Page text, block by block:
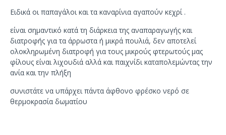
Ειδικά οι παπαγάλοι και τα καναρίνια αγαπούν κεχρί.
είναι σημαντικό κατά τη διάρκεια της αναπαραγωγής και
διατροφής για τα άρρωστα ή μικρά πουλιά, δεν αποτελεί
ολοκληρωμένη διατροφή για τους μικρούς φτερωτούς μας
φίλους είναι λιχουδιά αλλά και παιχνίδι καταπολεμώντας την
ανία και την πλήξη
συνιστάτε να υπάρχει πάντα άφθονο φρέσκο νερό σε
θερμοκρασία δωματίου